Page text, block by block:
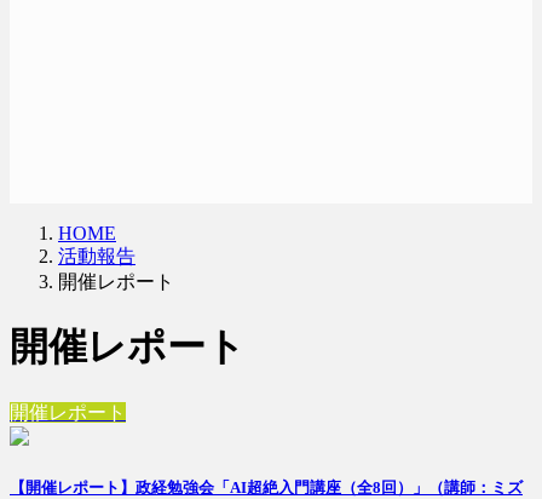
HOME
活動報告
開催レポート
開催レポート
開催レポート
【開催レポート】政経勉強会「AI超絶入門講座（全8回）」（講師：ミズ